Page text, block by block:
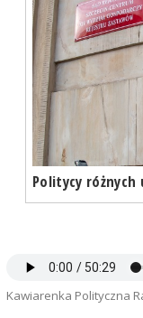
Politycy
Kawiarenka Polityczna